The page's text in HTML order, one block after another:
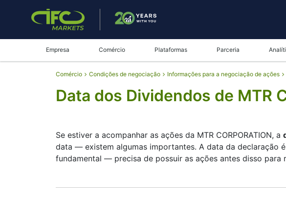
Empresa Comércio Plataformas Parceria
Comércio Condições de negociação Informações para a negociação de ações
Data dos Dividendos de MTR
Se estiver a acompanhar as ações da MTR CORPORATION, a
data — existem algumas importantes. A data da declaração
fundamental — precisa de possuir as ações antes disso para
A data de registo é quando o MTR CORPORATION verifica